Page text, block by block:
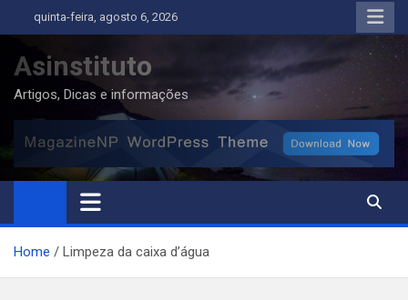
to
content
quinta-feira, agosto 6, 2026
Asinstituto
Artigos, Dicas e informações
Home Limpeza da caixa d’água